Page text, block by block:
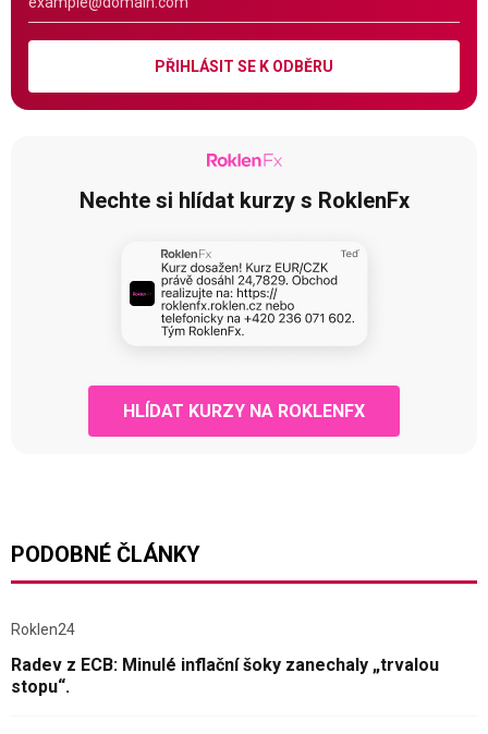
PŘIHLÁSIT SE K ODBĚRU
Nechte si hlídat kurzy s RoklenFx
HLÍDAT KURZY NA ROKLENFX
PODOBNÉ ČLÁNKY
Roklen24
Radev z ECB: Minulé inflační šoky zanechaly „trvalou
stopu“.